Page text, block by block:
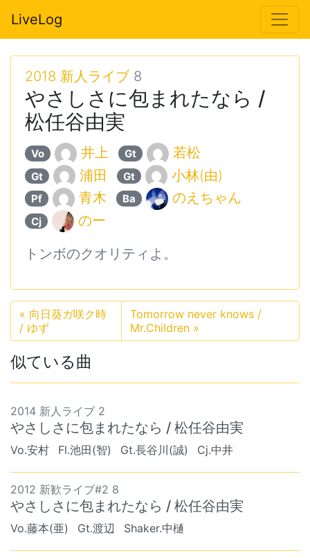
LiveLog
2018 新人ライブ8
やさしさに包まれたなら /
松任谷由実
Vo 井上 Gt 若松
Gt 浦田 Gt 小林(由)
Pf 青木 Ba のえちゃん
Cj のー
トンボのクオリティよ。
« 向日葵ガ咲ク時
/ ゆず
Tomorrow never knows /
Mr.Children »
似ている曲
2014 新人ライブ 2
やさしさに包まれたなら / 松任谷由実
Vo.安村 Fl.池田(智) Gt.長谷川(誠) Cj.中井
2012 新歓ライブ#2 8
やさしさに包まれたなら / 松任谷由実
Vo.藤本(亜) Gt.渡辺 Shaker.中樋